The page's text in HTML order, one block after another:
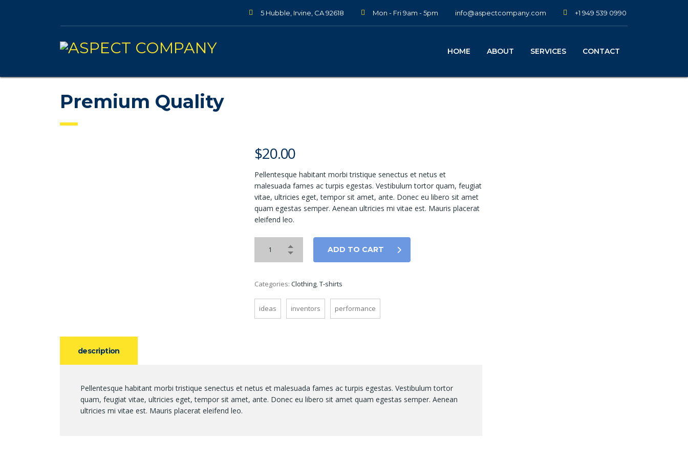
5 Hubble, Irvine, CA 92618 Mon - Fri 9am - 5pm info@aspectcompany.com +1 949 539 0990
HOME ABOUT SERVICES CONTACT
Premium Quality
$20.00
Pellentesque habitant morbi tristique senectus et netus et
malesuada fames ac turpis egestas. Vestibulum tortor quam, feugiat
vitae, ultricies eget, tempor sit amet, ante. Donec eu libero sit amet
quam egestas semper. Aenean ultricies mi vitae est. Mauris placerat
eleifend leo.
ADD TO CART
Categories: Clothing,T-shirts
ideas inventors performance
description
Pellentesque habitant morbi tristique senectus et netus et malesuada fames ac turpis egestas. Vestibulum tortor
quam, feugiat vitae, ultricies eget, tempor sit amet, ante. Donec eu libero sit amet quam egestas semper. Aenean
ultricies mi vitae est. Mauris placerat eleifend leo.